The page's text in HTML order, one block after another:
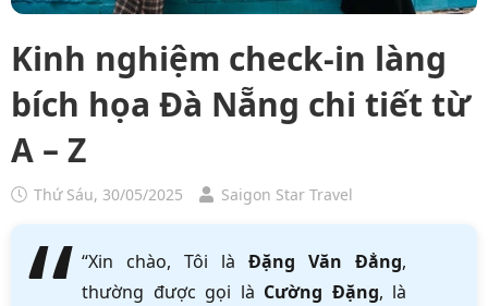
Kinh nghiệm check-in làng
bích họa Đà Nẵng chi tiết từ
A – Z
Thứ Sáu, 30/05/2025 Saigon Star Travel
“Xin chào, Tôi là Đặng Văn Đẳng,
thường được gọi là Cường Đặng, là